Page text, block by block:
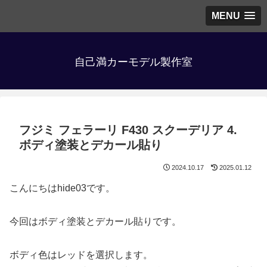
MENU
自己満カーモデル製作室
フジミ フェラーリ F430 スクーデリア 4.
ボディ塗装とデカール貼り
2024.10.17 2025.01.12
こんにちはhide03です。
今回はボディ塗装とデカール貼りです。
ボディ色はレッドを選択します。